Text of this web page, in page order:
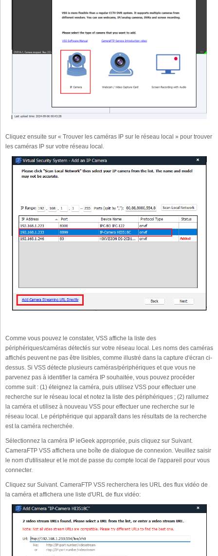
Cliquez ensuite sur « Trouver les caméras IP sur le réseau local » pour trouver
les caméras IP sur votre réseau local.
Comme vous pouvez le constater, VSS affiche la liste des
périphériques/caméras détectés sur votre réseau local. Les noms des caméras
affichés peuvent ne pas être lisibles, comme illustré dans la capture d'écran ci-
dessus. Si VSS détecte plusieurs caméras/périphériques et que vous ne
parvenez pas à identifier la caméra IP souhaitée, vous pouvez procéder
comme suit : (1) éteignez la caméra, puis utilisez VSS pour effectuer une
recherche sur le réseau local et notez la liste des périphériques ; (2) rallumez
la caméra et utilisez à nouveau VSS pour effectuer une recherche sur le
réseau local. Le périphérique qui apparaît dans les résultats de la recherche
est la caméra recherchée.
Sélectionnez la caméra IP ieGeek appropriée, puis cliquez sur Suivant.
CameraFTP VSS affichera une boîte de dialogue de connexion. Veuillez saisir
le nom d'utilisateur et le mot de passe du compte local de l'appareil pour vous
connecter.
Cliquez sur Suivant. CameraFTP VSS recherchera les URL des flux vidéo de
la caméra et affichera une liste d'URL de flux vidéo: